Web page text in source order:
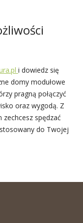
i dowiedz się
domy modułowe
pragną połączyć
oraz wygodą. Z
spędzać
do Twojej